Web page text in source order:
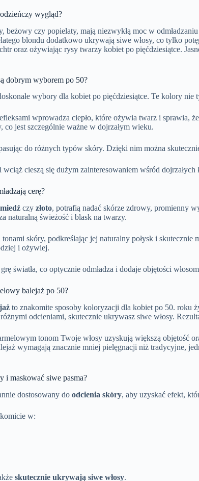
wygląd?
beżowy czy popielaty, mają niezwykłą moc w
blondu dodatkowo ukrywają siwe włosy, co tylko
oraz ożywiając rysy twarzy kobiet po pięćdziesiątce.
dobrym wyborem po 50?
wybory dla kobiet po pięćdziesiątce. Te kolory
wprowadza ciepło, które ożywia twarz i sprawia,
co jest szczególnie ważne w dojrzałym wieku.
do różnych typów skóry. Dzięki nim można
cieszą się dużym zainteresowaniem wśród dojrzałych
cerę?
miedź czy złoto, potrafią nadać skórze zdrowy, promienny
naturalną świeżość i blask na twarzy.
skóry, podkreślając jej naturalny połysk i
i ożywiej.
światła, co optycznie odmładza i dodaje objętości
balejaż po 50?
to znakomite sposoby koloryzacji dla kobiet po 50. roku
odcieniami, skutecznie ukrywasz siwe włosy.
tonom Twoje włosy uzyskują większą objętość
wymagają znacznie mniej pielęgnacji niż tradycyjne,
i maskować siwe pasma?
dostosowany do odcienia skóry, aby uzyskać efekt,
w:
skutecznie ukrywają siwe włosy.